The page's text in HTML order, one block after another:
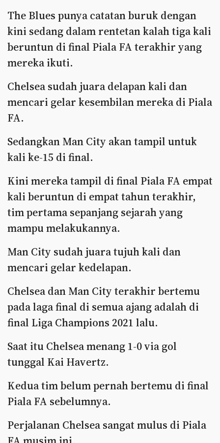
The Blues punya catatan buruk dengan
kini sedang dalam rentetan kalah tiga kali
beruntun di final Piala FA terakhir yang
mereka ikuti.
Chelsea sudah juara delapan kali dan
mencari gelar kesembilan mereka di Piala
FA.
Sedangkan Man City akan tampil untuk
kali ke-15 di final.
Kini mereka tampil di final Piala FA empat
kali beruntun di empat tahun terakhir,
tim pertama sepanjang sejarah yang
mampu melakukannya.
Man City sudah juara tujuh kali dan
mencari gelar kedelapan.
Chelsea dan Man City terakhir bertemu
pada laga final di semua ajang adalah di
final Liga Champions 2021 lalu.
Saat itu Chelsea menang 1-0 via gol
tunggal Kai Havertz.
Kedua tim belum pernah bertemu di final
Piala FA sebelumnya.
Perjalanan Chelsea sangat mulus di Piala